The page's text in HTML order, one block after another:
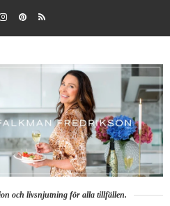
och livsnjutning för alla tillfällen.